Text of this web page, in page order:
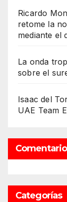
Ricardo
retome la
mediante el
La onda
sobre el
Isaac del
UAE Team
Categorías